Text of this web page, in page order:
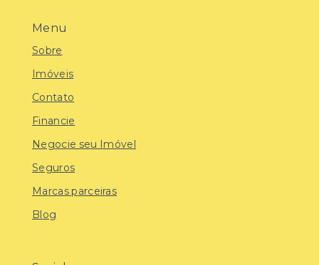
Menu
Sobre
Imóveis
Contato
Financie
Negocie seu Imóvel
Seguros
Marcas parceiras
Blog